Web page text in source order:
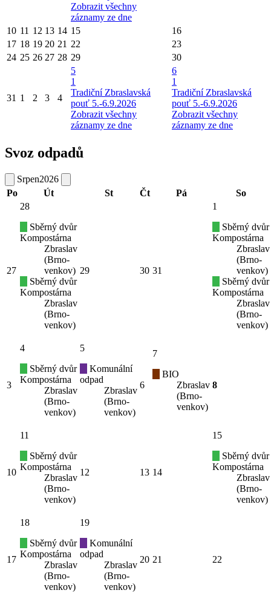
Zobrazit všechny
záznamy ze dne
10 11 12 13 14 15
16
17 18 19 20 21 22
23
24 25 26 27 28 29 30
31 1 2 3 4
5
1
Tradiční Zbraslavská
pouť 5.-6.9.2026
Zobrazit všechny
záznamy ze dne
6
1
Tradiční Zbraslavská
pouť 5.-6.9.2026
Zobrazit všechny
záznamy ze dne
Svoz odpadů
Srpen2026
Po
Út St Čt Pá So
27
28
Sběrný dvůr
Kompostárna
Zbraslav
(Brno-
venkov)
Sběrný dvůr
Kompostárna
Zbraslav
(Brno-
venkov)
29 30 31
1
Sběrný dvůr
Kompostárna
Zbraslav
(Brno-
venkov)
Sběrný dvůr
Kompostárna
Zbraslav
(Brno-
venkov)
3
4
Sběrný dvůr
Kompostárna
Zbraslav
(Brno-
venkov)
5
Komunální
odpad
Zbraslav
(Brno-
venkov)
6
7
BIO
Zbraslav
(Brno-
venkov)
8
10
11
Sběrný dvůr
Kompostárna
Zbraslav
(Brno-
venkov)
12 13 14
15
Sběrný dvůr
Kompostárna
Zbraslav
(Brno-
venkov)
17
18
Sběrný dvůr
Kompostárna
Zbraslav
(Brno-
venkov)
19
Komunální
odpad
Zbraslav
(Brno-
venkov)
20 21 22